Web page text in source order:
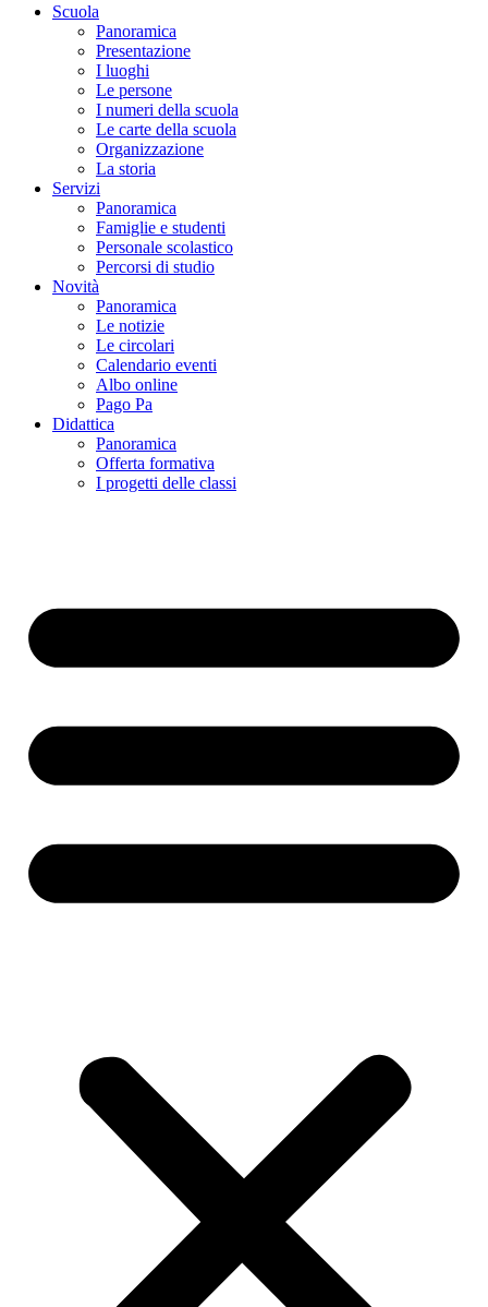
Scuola
Panoramica
Presentazione
I luoghi
Le persone
I numeri della scuola
Le carte della scuola
Organizzazione
La storia
Servizi
Panoramica
Famiglie e studenti
Personale scolastico
Percorsi di studio
Novità
Panoramica
Le notizie
Le circolari
Calendario eventi
Albo online
Pago Pa
Didattica
Panoramica
Offerta formativa
I progetti delle classi